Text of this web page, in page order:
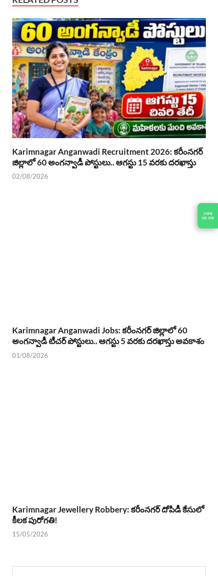
JOIN
US ON
Karimnagar Anganwadi Recruitment 2026: కరీంనగర్
జిల్లాలో 60 అంగన్వాడీ పోస్టులు.. ఆగస్టు 15 వరకు దరఖాస్తు
02/08/2026
Karimnagar Anganwadi Jobs: కరీంనగర్ జిల్లాలో 60
అంగన్వాడీ టీచర్ పోస్టులు.. ఆగస్టు 5 వరకు దరఖాస్తు అవకాశం
01/08/2026
Karimnagar Jewellery Robbery: కరీంనగర్ దోపిడీ కేసులో
కీలక పురోగతి!
15/05/2026